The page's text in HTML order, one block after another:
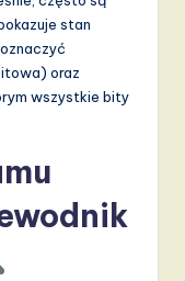
stan
oraz
wszystkie bity